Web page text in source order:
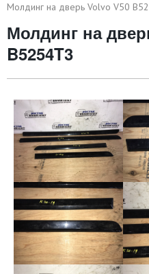
Молдинг на дверь Volvo V50
Молдинг на
B5254T3